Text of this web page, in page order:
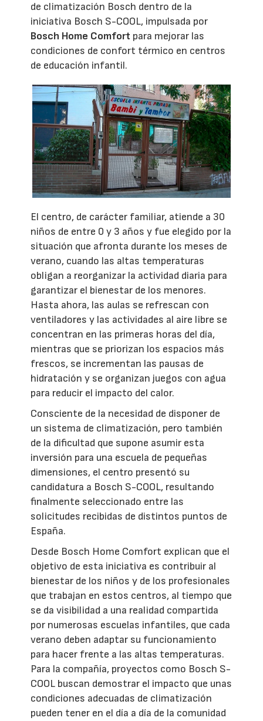
de climatización Bosch dentro de la
iniciativa Bosch S-COOL, impulsada por
Bosch Home Comfort para mejorar las
condiciones de confort térmico en centros
de educación infantil.
El centro, de carácter familiar, atiende a 30
niños de entre 0 y 3 años y fue elegido por la
situación que afronta durante los meses de
verano, cuando las altas temperaturas
obligan a reorganizar la actividad diaria para
garantizar el bienestar de los menores.
Hasta ahora, las aulas se refrescan con
ventiladores y las actividades al aire libre se
concentran en las primeras horas del día,
mientras que se priorizan los espacios más
frescos, se incrementan las pausas de
hidratación y se organizan juegos con agua
para reducir el impacto del calor.
Consciente de la necesidad de disponer de
un sistema de climatización, pero también
de la dificultad que supone asumir esta
inversión para una escuela de pequeñas
dimensiones, el centro presentó su
candidatura a Bosch S-COOL, resultando
finalmente seleccionado entre las
solicitudes recibidas de distintos puntos de
España.
Desde Bosch Home Comfort explican que el
objetivo de esta iniciativa es contribuir al
bienestar de los niños y de los profesionales
que trabajan en estos centros, al tiempo que
se da visibilidad a una realidad compartida
por numerosas escuelas infantiles, que cada
verano deben adaptar su funcionamiento
para hacer frente a las altas temperaturas.
Para la compañía, proyectos como Bosch S-
COOL buscan demostrar el impacto que unas
condiciones adecuadas de climatización
pueden tener en el día a día de la comunidad